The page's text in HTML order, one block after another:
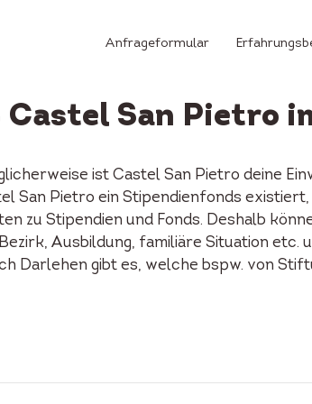
Anfrageformular
San Pietro
ist Castel San Pietro deine
San Pietro ein Stipendienfonds
zu Stipendien und Fonds. Deshalb
Ausbildung, familiäre Situation etc.
Darlehen gibt es, welche bspw. von